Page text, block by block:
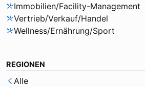
Immobilien/Facility-Management
Vertrieb/Verkauf/Handel
Wellness/Ernährung/Sport
REGIONEN
Alle